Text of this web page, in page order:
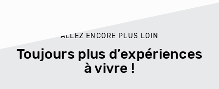
ALLEZ ENCORE PLUS LOIN
Toujours plus d’expériences
à vivre !